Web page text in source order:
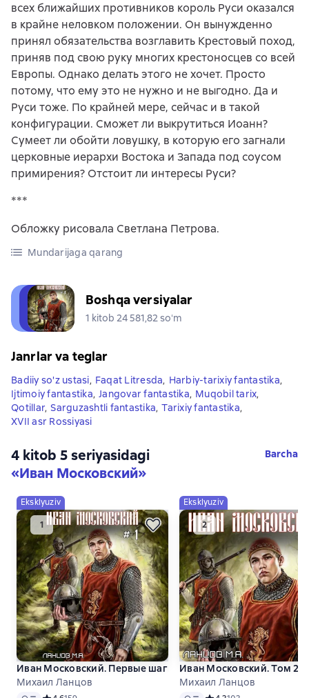
всех ближайших противников король Руси оказался
в крайне неловком положении. Он вынужденно
принял обязательства возглавить Крестовый поход,
приняв под свою руку многих крестоносцев со всей
Европы. Однако делать этого не хочет. Просто
потому, что ему это не нужно и не выгодно. Да и
Руси тоже. По крайней мере, сейчас и в такой
конфигурации. Сможет ли выкрутиться Иоанн?
Сумеет ли обойти ловушку, в которую его загнали
церковные иерархи Востока и Запада под соусом
примирения? Отстоит ли интересы Руси?
***
Обложку рисовала Светлана Петрова.
Mundarijaga qarang
Boshqa versiyalar
1 kitob 24 581,82 soʻm
Janrlar va teglar
Badiiy so'z ustasi, Faqat Litresda, Harbiy-tarixiy fantastika,
Ijtimoiy fantastika, Jangovar fantastika, Muqobil tarix,
Qotillar, Sarguzashtli fantastika, Tarixiy fantastika,
XVII asr Rossiyasi
4 kitob 5 seriyasidagi
«Иван Московский»
Barcha
Eksklyuziv
Иван Московский. Первые шаги
Михаил Ланцов
Eksklyuziv
Иван Московский. Том 2.
Михаил Ланцов